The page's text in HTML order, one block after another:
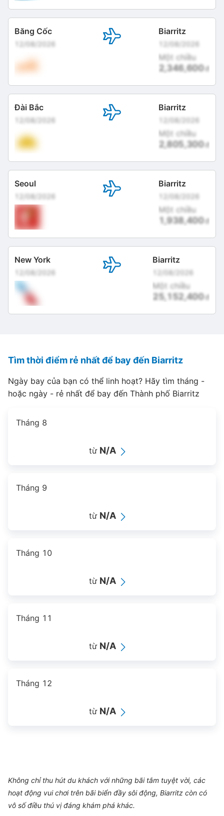
Băng Cốc
12/08/2026
Biarritz
12/08/2026
Một chiều
2,346,600đ
Đài Bắc
12/08/2026
Biarritz
12/08/2026
Một chiều
2,805,300đ
Seoul
12/08/2026
Biarritz
12/08/2026
Một chiều
1,938,400đ
New York
12/08/2026
Biarritz
12/08/2026
Một chiều
25,152,400đ
Tìm thời điểm rẻ nhất để bay đến Biarritz
Ngày bay của bạn có thể linh hoạt? Hãy tìm tháng -
hoặc ngày - rẻ nhất để bay đến Thành phố Biarritz
Tháng 8
từ N/A
Tháng 9
từ N/A
Tháng 10
từ N/A
Tháng 11
từ N/A
Tháng 12
từ N/A
Không chỉ thu hút du khách với những bãi tắm tuyệt vời, các
hoạt động vui chơi trên bãi biển đầy sôi động, Biarritz còn có
vô số điều thú vị đáng khám phá khác.